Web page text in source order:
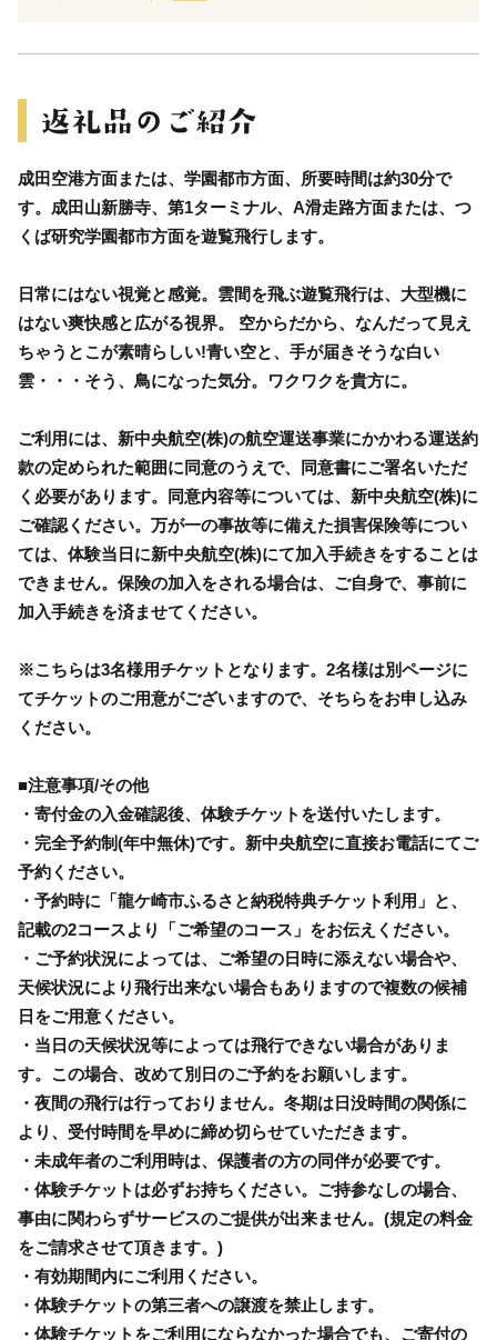
成田空港方面または、学園都市方面、所要時間は約30分で
す。成田山新勝寺、第1ターミナル、A滑走路方面または、つ
くば研究学園都市方面を遊覧飛行します。
日常にはない視覚と感覚。雲間を飛ぶ遊覧飛行は、大型機に
はない爽快感と広がる視界。 空からだから、なんだって見え
ちゃうとこが素晴らしい!青い空と、手が届きそうな白い
雲・・・そう、鳥になった気分。ワクワクを貴方に。
ご利用には、新中央航空(株)の航空運送事業にかかわる運送約
款の定められた範囲に同意のうえで、同意書にご署名いただ
く必要があります。同意内容等については、新中央航空(株)に
ご確認ください。万が一の事故等に備えた損害保険等につい
ては、体験当日に新中央航空(株)にて加入手続きをすることは
できません。保険の加入をされる場合は、ご自身で、事前に
加入手続きを済ませてください。
※こちらは3名様用チケットとなります。2名様は別ページに
てチケットのご用意がございますので、そちらをお申し込み
ください。
■注意事項/その他
・寄付金の入金確認後、体験チケットを送付いたします。
・完全予約制(年中無休)です。新中央航空に直接お電話にてご
予約ください。
・予約時に「龍ケ崎市ふるさと納税特典チケット利用」と、
記載の2コースより「ご希望のコース」をお伝えください。
・ご予約状況によっては、ご希望の日時に添えない場合や、
天候状況により飛行出来ない場合もありますので複数の候補
日をご用意ください。
・当日の天候状況等によっては飛行できない場合がありま
す。この場合、改めて別日のご予約をお願いします。
・夜間の飛行は行っておりません。冬期は日没時間の関係に
より、受付時間を早めに締め切らせていただきます。
・未成年者のご利用時は、保護者の方の同伴が必要です。
・体験チケットは必ずお持ちください。ご持参なしの場合、
事由に関わらずサービスのご提供が出来ません。(規定の料金
をご請求させて頂きます。)
・有効期間内にご利用ください。
・体験チケットの第三者への譲渡を禁止します。
・体験チケットをご利用にならなかった場合でも、ご寄付の